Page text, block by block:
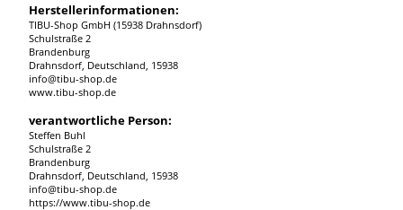
Herstellerinformationen:
TIBU-Shop GmbH (15938 Drahnsdorf)
Schulstraße 2
Brandenburg
Drahnsdorf, Deutschland, 15938
info@tibu-shop.de
www.tibu-shop.de
verantwortliche Person:
Steffen Buhl
Schulstraße 2
Brandenburg
Drahnsdorf, Deutschland, 15938
info@tibu-shop.de
https://www.tibu-shop.de